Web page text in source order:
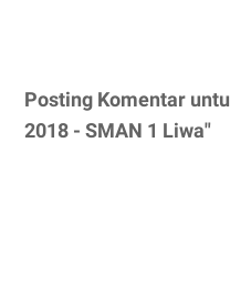
Posting Komentar
2018 - SMAN 1 Liwa"